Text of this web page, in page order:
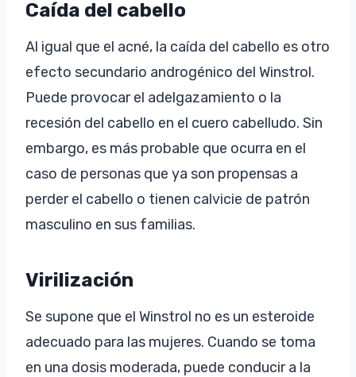
Caída del cabello
Al igual que el acné, la caída del cabello es otro
efecto secundario androgénico del Winstrol.
Puede provocar el adelgazamiento o la
recesión del cabello en el cuero cabelludo. Sin
embargo, es más probable que ocurra en el
caso de personas que ya son propensas a
perder el cabello o tienen calvicie de patrón
masculino en sus familias.
Virilización
Se supone que el Winstrol no es un esteroide
adecuado para las mujeres. Cuando se toma
en una dosis moderada, puede conducir a la